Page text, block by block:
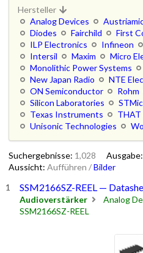
Hersteller
Analog Devices
Diodes
Fairchild
First
ILP Electronics
Infineon
Intersil
Maxim
Micro
Monolithic Power Systems
New Japan Radio
NTE
ON Semiconductor
Rohm
Silicon Laboratories
Texas Instruments
THAT
Unisonic Technologies
Suchergebnisse: 1,028 Ausgabe:
Aussicht: Aufführen /Bilder
SSM2166SZ-REEL —
Audioverstärker Analog
SSM2166SZ-REEL